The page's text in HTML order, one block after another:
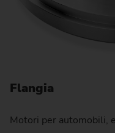
Flangia
Motori per automobili,